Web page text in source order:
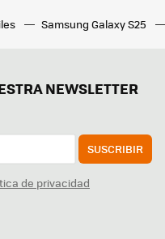
Samsung Galaxy S25
NEWSLETTER
SUSCRIBIR
de privacidad